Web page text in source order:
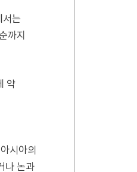
서는
까지
약
시아의
나 논과